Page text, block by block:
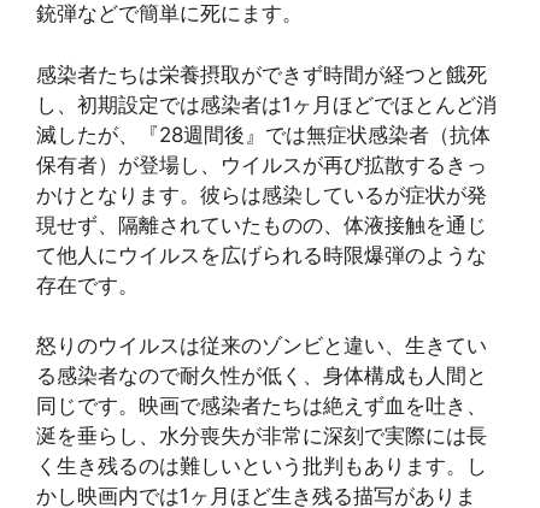
銃弾などで簡単に死にます。
感染者たちは栄養摂取ができず時間が経つと餓死
し、初期設定では感染者は1ヶ月ほどでほとんど消
滅したが、『28週間後』では無症状感染者（抗体
保有者）が登場し、ウイルスが再び拡散するきっ
かけとなります。彼らは感染しているが症状が発
現せず、隔離されていたものの、体液接触を通じ
て他人にウイルスを広げられる時限爆弾のような
存在です。
怒りのウイルスは従来のゾンビと違い、生きてい
る感染者なので耐久性が低く、身体構成も人間と
同じです。映画で感染者たちは絶えず血を吐き、
涎を垂らし、水分喪失が非常に深刻で実際には長
く生き残るのは難しいという批判もあります。し
かし映画内では1ヶ月ほど生き残る描写がありま